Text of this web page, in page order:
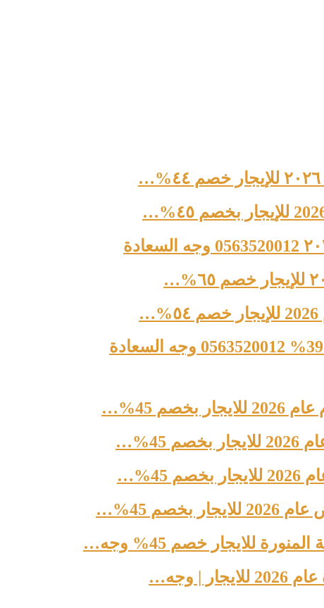
45%…
45%…
للايجار خصم 45% وجه…
وجه…